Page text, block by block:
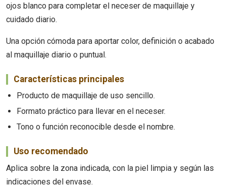
ojos blanco para completar el neceser de maquillaje y
cuidado diario.
Una opción cómoda para aportar color, definición o acabado
al maquillaje diario o puntual.
Características principales
Producto de maquillaje de uso sencillo.
Formato práctico para llevar en el neceser.
Tono o función reconocible desde el nombre.
Uso recomendado
Aplica sobre la zona indicada, con la piel limpia y según las
indicaciones del envase.